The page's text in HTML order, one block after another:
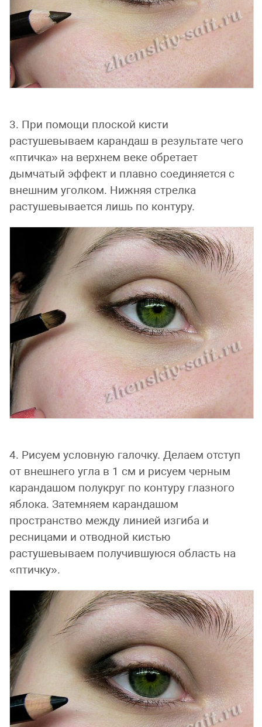
3. При помощи плоской кисти
растушевываем карандаш в результате чего
«птичка» на верхнем веке обретает
дымчатый эффект и плавно соединяется с
внешним уголком. Нижняя стрелка
растушевывается лишь по контуру.
4. Рисуем условную галочку. Делаем отступ
от внешнего угла в 1 см и рисуем черным
карандашом полукруг по контуру глазного
яблока. Затемняем карандашом
пространство между линией изгиба и
ресницами и отводной кистью
растушевываем получившуюся область на
«птичку».